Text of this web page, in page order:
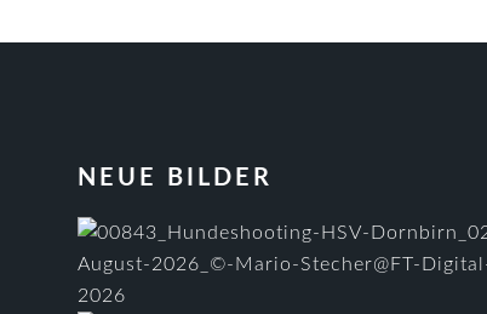
FOOTER
NEUE BILDER